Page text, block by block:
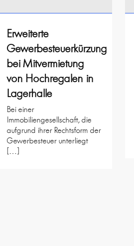
Erweiterte
Gewerbesteuerkürzung
bei Mitvermietung
von Hochregalen in
Lagerhalle
Bei einer
Immobiliengesellschaft, die
aufgrund ihrer Rechtsform der
Gewerbesteuer unterliegt
[…]